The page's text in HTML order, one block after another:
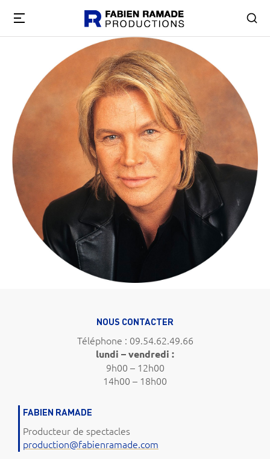
NOUS CONTACTER
Téléphone : 09.54.62.49.66
lundi – vendredi :
9h00 – 12h00
14h00 – 18h00
FABIEN RAMADE
Producteur de spectacles
production@fabienramade.com